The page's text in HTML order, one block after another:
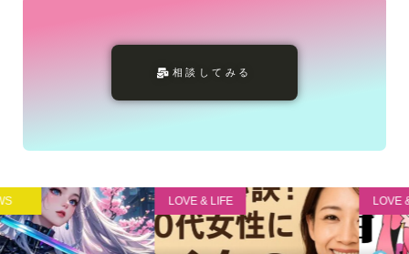
相談してみる
LOVE & LIFE PR